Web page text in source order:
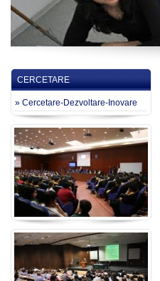
CERCETARE
» Cercetare-Dezvoltare-Inovare